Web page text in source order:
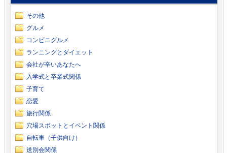
その他
グルメ
コンビニグルメ
ランニングとダイエット
会社が辛いあなたへ
入学式と卒業式関係
子育て
恋愛
旅行関係
穴場スポットとイベント関係
自転車（子供向け）
送別会関係